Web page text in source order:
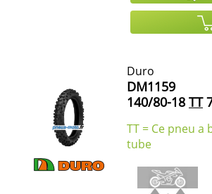
Duro
DM1159
140/80-18 TT
TT = Ce pneu a
tube